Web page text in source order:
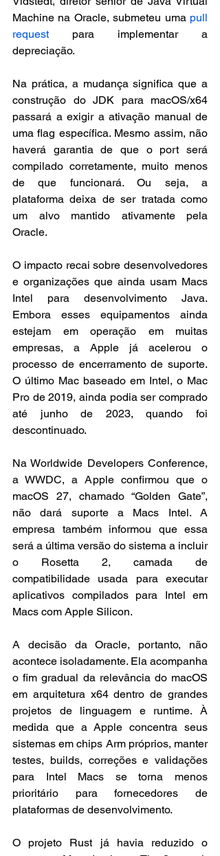
Machine na Oracle, submeteu uma pull
request para implementar a
depreciação.
Na prática, a mudança significa que a
construção do JDK para macOS/x64
passará a exigir a ativação manual de
uma flag específica. Mesmo assim, não
haverá garantia de que o port será
compilado corretamente, muito menos
de que funcionará. Ou seja, a
plataforma deixa de ser tratada como
um alvo mantido ativamente pela
Oracle.
O impacto recai sobre desenvolvedores
e organizações que ainda usam Macs
Intel para desenvolvimento Java.
Embora esses equipamentos ainda
estejam em operação em muitas
empresas, a Apple já acelerou o
processo de encerramento de suporte.
O último Mac baseado em Intel, o Mac
Pro de 2019, ainda podia ser comprado
até junho de 2023, quando foi
descontinuado.
Na Worldwide Developers Conference,
a WWDC, a Apple confirmou que o
macOS 27, chamado “Golden Gate”,
não dará suporte a Macs Intel. A
empresa também informou que essa
será a última versão do sistema a incluir
o Rosetta 2, camada de
compatibilidade usada para executar
aplicativos compilados para Intel em
Macs com Apple Silicon.
A decisão da Oracle, portanto, não
acontece isoladamente. Ela acompanha
o fim gradual da relevância do macOS
em arquitetura x64 dentro de grandes
projetos de linguagem e runtime. À
medida que a Apple concentra seus
sistemas em chips Arm próprios, manter
testes, builds, correções e validações
para Intel Macs se torna menos
prioritário para fornecedores de
plataformas de desenvolvimento.
O projeto Rust já havia reduzido o